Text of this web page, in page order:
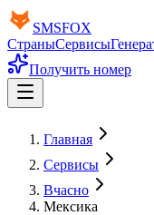
SMSFOX
СтраныСервисы
Получить номер
Главная
Сервисы
Вчасно
Мексика